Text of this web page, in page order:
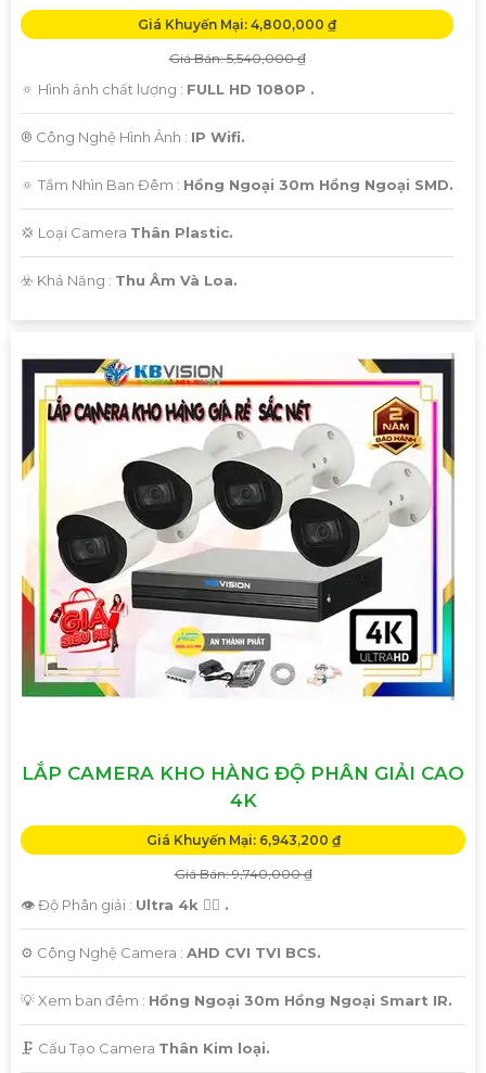
Giá Khuyến Mại: 4,800,000 ₫
Giá Bán: 5,540,000 ₫
🔅 Hình ảnh chất lượng : FULL HD 1080P .
®️ Công Nghệ Hình Ảnh : IP Wifi.
🔅 Tầm Nhìn Ban Đêm : Hồng Ngoại 30m Hồng Ngoại SMD.
💢 Loại Camera Thân Plastic.
️☣️ Khả Năng : Thu Âm Và Loa.
LẮP CAMERA KHO HÀNG ĐỘ PHÂN GIẢI CAO
4K
Giá Khuyến Mại: 6,943,200 ₫
Giá Bán: 9,740,000 ₫
👁 Độ Phân giải : Ultra 4k 👍🏾 .
⚙ Công Nghệ Camera : AHD CVI TVI BCS.
💡 Xem ban đêm : Hồng Ngoại 30m Hồng Ngoại Smart IR.
🗜️ Cấu Tạo Camera Thân Kim loại.